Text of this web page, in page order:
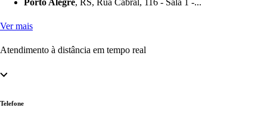
Porto Alegre, RS, Rua Cabral, 116 - Sala 1 -...
Ver mais
Atendimento à distância em tempo real
Telefone